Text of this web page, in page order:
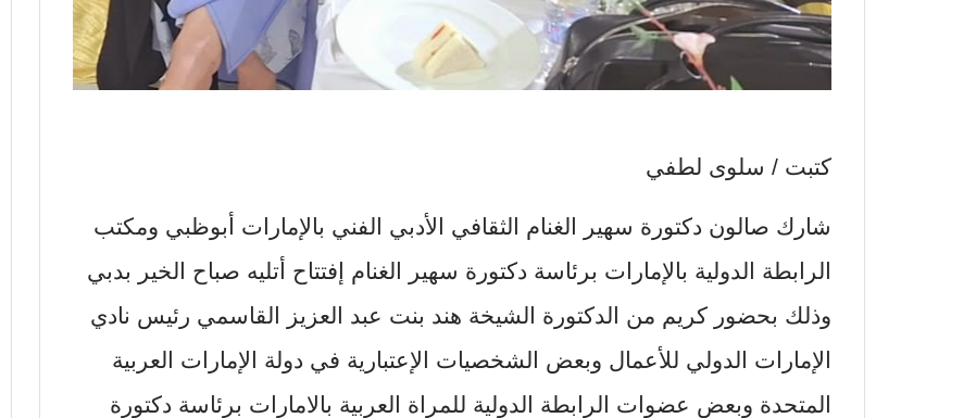
كتبت / سلوى لطفي
شارك صالون دكتورة سهير الغنام الثقافي الأدبي الفني بالإمارات أبوظبي ومكتب
الرابطة الدولية بالإمارات برئاسة دكتورة سهير الغنام إفتتاح أتليه صباح الخير بدبي
وذلك بحضور كريم من الدكتورة الشيخة هند بنت عبد العزيز القاسمي رئيس نادي
الإمارات الدولي للأعمال وبعض الشخصيات الإعتبارية في دولة الإمارات العربية
المتحدة وبعض عضوات الرابطة الدولية للمراة العربية بالامارات برئاسة دكتورة